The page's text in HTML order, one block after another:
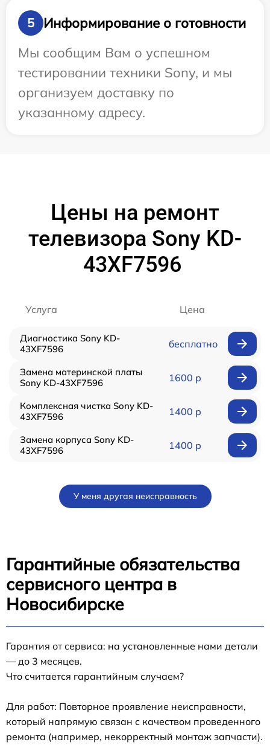
5
Информирование о готовности
Мы сообщим Вам о успешном
тестировании техники Sony, и мы
организуем доставку по
указанному адресу.
Цены на ремонт
телевизора Sony KD-
43XF7596
Услуга Цена
Диагностика Sony KD-
43XF7596
бесплатно
Замена материнской платы
Sony KD-43XF7596
1600 р
Комплексная чистка Sony KD-
43XF7596
1400 р
Замена корпуса Sony KD-
43XF7596
1400 р
У меня другая неисправность
Гарантийные обязательства
сервисного центра в
Новосибирске
Гарантия от сервиса: на установленные нами детали
— до 3 месяцев.
Что считается гарантийным случаем?
Для работ: Повторное проявление неисправности,
который напрямую связан с качеством проведенного
ремонта (например, некорректный монтаж запчасти).